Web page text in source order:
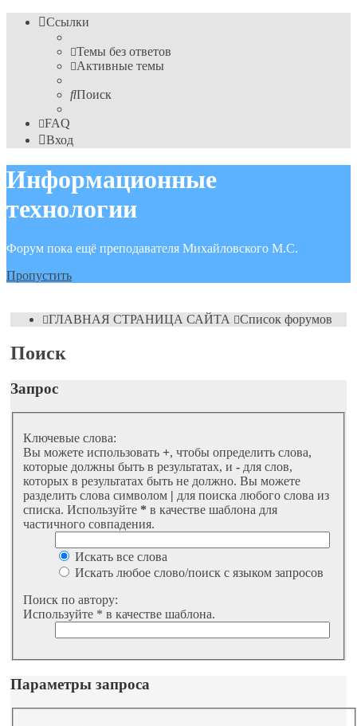
Ссылки
Темы без ответов
Активные темы
Поиск
FAQ
Вход
Информационные
технологии
Форум пока ещё преподавателя Михайловского М.С.
Пропустить
ГЛАВНАЯ СТРАНИЦА САЙТА Список форумов
Поиск
Запрос
Ключевые слова:
Вы можете использовать +, чтобы определить слова,
которые должны быть в результатах, и - для слов,
которых в результатах быть не должно. Вы можете
разделить слова символом | для поиска любого слова из
списка. Используйте * в качестве шаблона для
частичного совпадения.
Искать все слова
Искать любое слово/поиск с языком запросов
Поиск по автору:
Используйте * в качестве шаблона.
Параметры запроса